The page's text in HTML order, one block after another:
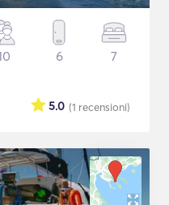
6 7
(1 recensioni)
5.0